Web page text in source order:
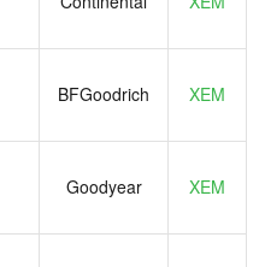
BFGoodrich XEM
Goodyear XEM